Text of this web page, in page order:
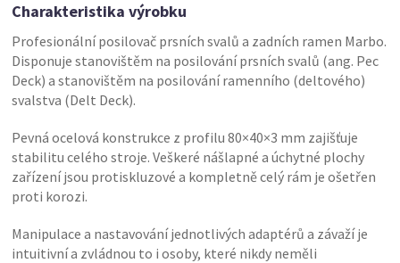
Charakteristika výrobku
Profesionální posilovač prsních svalů a zadních ramen Marbo.
Disponuje stanovištěm na posilování prsních svalů (ang. Pec
Deck) a stanovištěm na posilování ramenního (deltového)
svalstva (Delt Deck).
Pevná ocelová konstrukce z profilu 80×40×3 mm zajišťuje
stabilitu celého stroje. Veškeré nášlapné a úchytné plochy
zařízení jsou protiskluzové a kompletně celý rám je ošetřen
proti korozi.
Manipulace a nastavování jednotlivých adaptérů a závaží je
intuitivní a zvládnou to i osoby, které nikdy neměli